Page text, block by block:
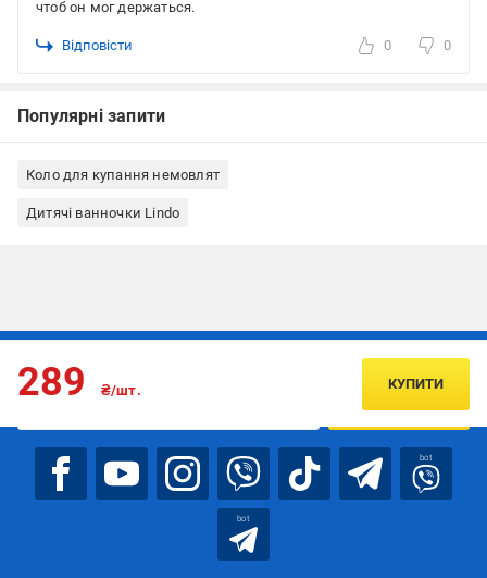
чтоб он мог держаться.
Відповісти 0 0
Популярні запити
Коло для купання немовлят
Дитячі ванночки Lindo
289 ₴/шт. КУПИТИ
Підписуйтесь, щоб дізнаватись першим про акції та пропозиції
ПІДПИСАТИСЯ
bot
bot